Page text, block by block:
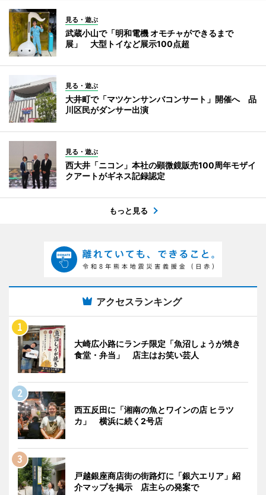
見る・遊ぶ
武蔵小山で「明和電機 オモチャができるまで
展」 大型トイなど展示100点超
見る・遊ぶ
大井町で「マツケンサンバコンサート」開催へ 品
川区民がダンサー出演
見る・遊ぶ
西大井「ニコン」本社の顕微鏡販売100周年モザイ
クアートがギネス記録認定
もっと見る
アクセスランキング
大崎広小路にランチ限定「魚沼しょうが焼き
食堂・弁当」 店主はお笑い芸人
西五反田に「湘南の魚とワインの店 ヒラツ
カ」 横浜に続く2号店
戸越銀座商店街の街路灯に「銀六エリア」紹
介マップを掲示 店主らの発案で